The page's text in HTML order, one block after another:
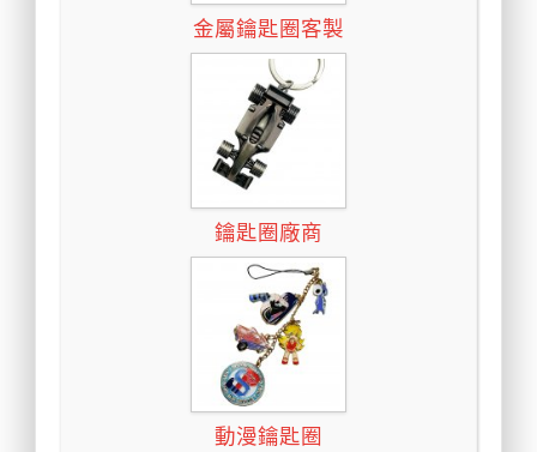
金屬鑰匙圈客製
鑰匙圈廠商
動漫鑰匙圈